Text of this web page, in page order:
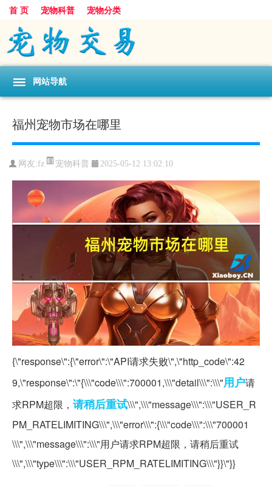
首 页 宠物科普 宠物分类
网站导航
福州宠物市场在哪里
网友:fz 宠物科普 2025-05-12 13:02:10
{\"response\":{\"error\":\"API请求失败\",\"http_code\":42
9,\"response\":\"{\\\"code\\\":700001,\\\"detail\\\":\\\"用户请
求RPM超限， 请稍后重试\\\",\\\"message\\\":\\\"USER_R
PM_RATELIMITING\\\",\\\"error\\\":{\\\"code\\\":\\\"700001
\\\",\\\"message\\\":\\\"用户请求RPM超限，请稍后重试
\\\",\\\"type\\\":\\\"USER_RPM_RATELIMITING\\\"}}\"}}